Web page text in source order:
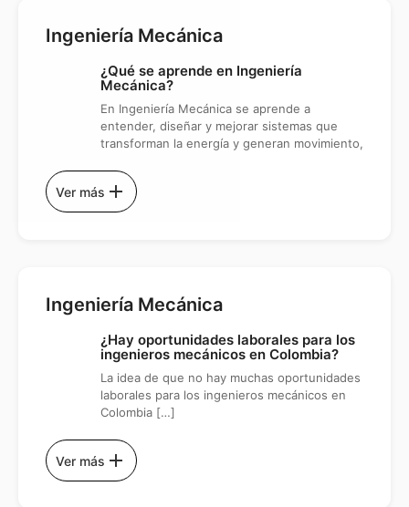
Ingeniería Mecánica
¿Qué se aprende en Ingeniería
Mecánica?
En Ingeniería Mecánica se aprende a
entender, diseñar y mejorar sistemas que
transforman la energía y generan movimiento,
Ver más add
Ingeniería Mecánica
¿Hay oportunidades laborales para los
ingenieros mecánicos en Colombia?
La idea de que no hay muchas oportunidades
laborales para los ingenieros mecánicos en
Colombia […]
Ver más add